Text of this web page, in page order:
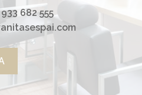
933 682 555